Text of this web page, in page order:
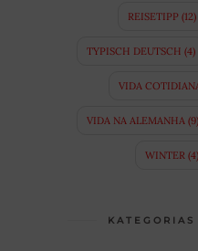
REISETIPP(12)
TYPISCH DEUTSCH (4)
VIDA
VIDA NA ALEMANHA (9)
WINTER (4)